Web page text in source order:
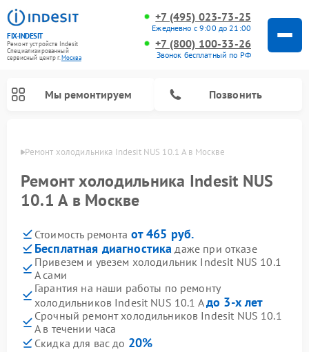
FIX-INDESIT
Ремонт устройств Indesit
Специализированный
cервисный центр г.Москва
+7 (495) 023-73-25
Ежедневно с 9:00 до 21:00
+7 (800) 100-33-26
Звонок бесплатный по РФ
Мы ремонтируем Позвонить
Ремонт холодильника Indesit NUS 10.1 A в Москве
Ремонт холодильника Indesit NUS
10.1 A в Москве
Стоимость ремонта от 465 руб.
Бесплатная диагностика даже при отказе
Привезем и увезем холодильник Indesit NUS 10.1
A сами
Гарантия на наши работы по ремонту
холодильников Indesit NUS 10.1 Aдо 3-х лет
Срочный ремонт холодильников Indesit NUS 10.1
A в течении часа
Скидка для вас до 20%